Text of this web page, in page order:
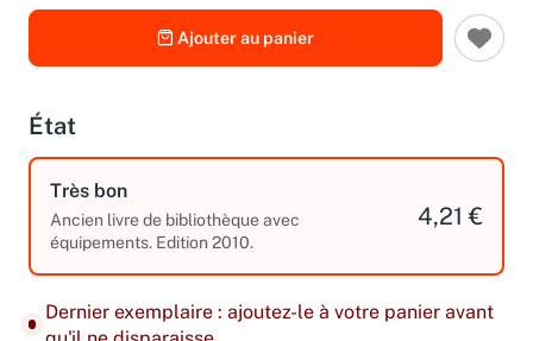
Ajouter au panier
État
Très bon
Ancien livre de bibliothèque avec
4,21 €
Dernier exemplaire : ajoutez-le à votre panier avant